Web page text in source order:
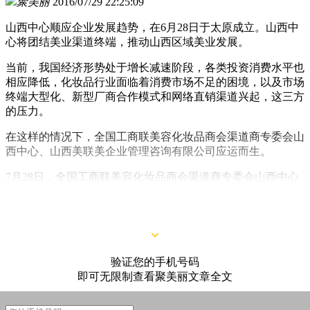
山西中心顺应企业发展趋势，在6月28日于太原成立。山西中
心将团结美业渠道终端，推动山西区域美业发展。
当前，我国经济形势处于增长减速阶段，各类投资消费水平也
相应降低，化妆品行业面临着消费市场不足的困境，以及市场
终端大型化、新型厂商合作模式和网络直销渠道兴起，这三方
的压力。
在这样的情况下，全国工商联美容化妆品商会渠道商专委会山
西中心、山西美联美企业管理咨询有限公司应运而生。
7月28日，全国工商联美容化妆品商会渠道商专委会山西中心
验证您的手机号码
即可无限制查看聚美丽文章全文